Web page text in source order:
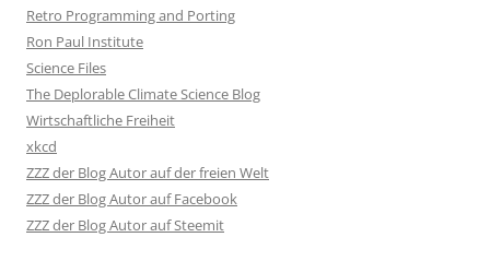
Retro Programming and Porting
Ron Paul Institute
Science Files
The Deplorable Climate Science Blog
Wirtschaftliche Freiheit
xkcd
ZZZ der Blog Autor auf der freien Welt
ZZZ der Blog Autor auf Facebook
ZZZ der Blog Autor auf Steemit